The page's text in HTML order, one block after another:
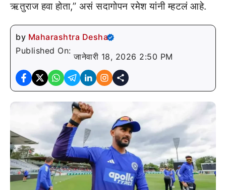
ऋतुराज हवा होता,” असं सदागोपन रमेश यांनी म्हटलं आहे.
by Maharashtra Desha
Published On:
जानेवारी 18, 2026 2:50 PM